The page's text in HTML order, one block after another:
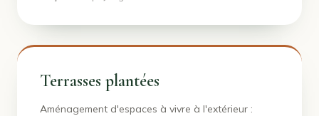
Terrasses plantées
Aménagement d'espaces à vivre à l'extérieur :